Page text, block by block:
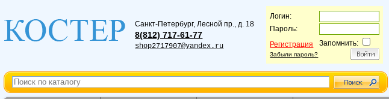
Санкт-Петербург, Лесной пр., д. 18
8(812) 717-61-77
shop2717907@yandex.ru
Логин:
Пароль:
Регистрация
Забыли пароль?
Запомнить: